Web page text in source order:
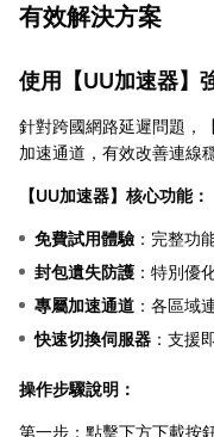
有效解決方案
使用【UU加速器】
針對跨國網路延遲問題，
加速通道，有效改善連線
【UU加速器】核心功能：
免費試用體驗 ：完整功
封包遺失防護 ：特別優
專屬加速通道 ：各區域
快速切換伺服器 ：支援
操作步驟說明：
第一步：點擊下方下載按